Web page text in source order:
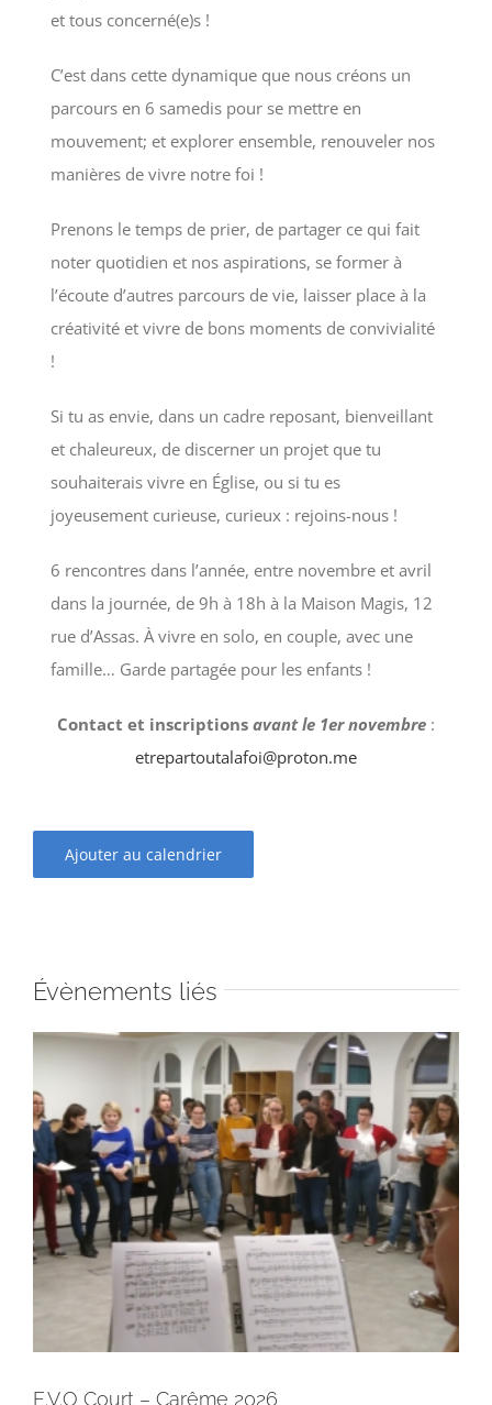
et tous concerné(e)s !
C’est dans cette dynamique que nous créons un
parcours en 6 samedis pour se mettre en
mouvement; et explorer ensemble, renouveler nos
manières de vivre notre foi !
Prenons le temps de prier, de partager ce qui fait
noter quotidien et nos aspirations, se former à
l’écoute d’autres parcours de vie, laisser place à la
créativité et vivre de bons moments de convivialité
!
Si tu as envie, dans un cadre reposant, bienveillant
et chaleureux, de discerner un projet que tu
souhaiterais vivre en Église, ou si tu es
joyeusement curieuse, curieux : rejoins-nous !
6 rencontres dans l’année, entre novembre et avril
dans la journée, de 9h à 18h à la Maison Magis, 12
rue d’Assas. À vivre en solo, en couple, avec une
famille… Garde partagée pour les enfants !
Contact et inscriptions avant le 1er novembre :
etrepartoutalafoi@proton.me
Ajouter au calendrier
Évènements liés
E.V.O Court – Carême 2026